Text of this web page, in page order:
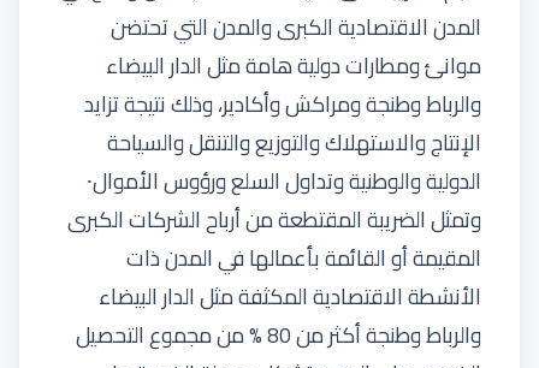
المدن الاقتصادية الكبرى والمدن التي تحتضن
موانئ ومطارات دولية هامة مثل الدار البيضاء
والرباط وطنجة ومراكش وأكادير، وذلك نتيجة تزايد
الإنتاج والاستهلاك والتوزيع والتنقل والسياحة
الدولية والوطنية وتداول السلع ورؤوس الأموال⸱
وتمثل الضريبة المقتطعة من أرباح الشركات الكبرى
المقيمة أو القائمة بأعمالها في المدن ذات
الأنشطة الاقتصادية المكثفة مثل الدار البيضاء
والرباط وطنجة أكثر من 80 % من مجموع التحصيل